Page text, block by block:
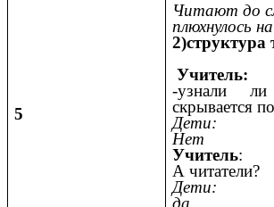
5
Читают до
плюхнулось
2)структура
Учитель:
-узнали ли
скрывается
Дети:
Нет
Учитель:
А читатели?
Дети:
да